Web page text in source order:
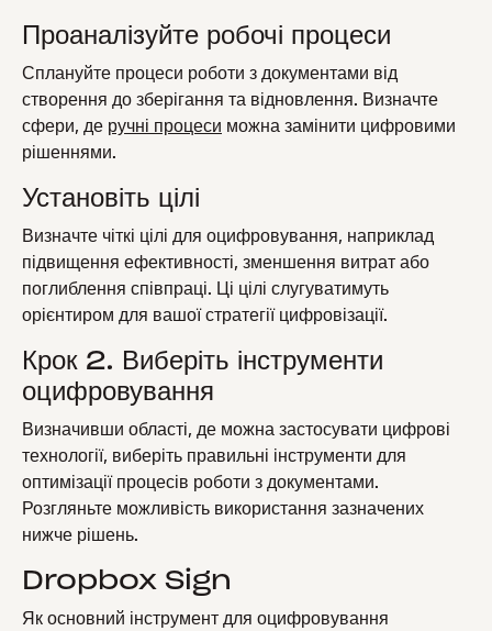
Проаналізуйте робочі процеси
Сплануйте процеси роботи з документами від
створення до зберігання та відновлення. Визначте
сфери, де ручні процеси можна замінити цифровими
рішеннями.
Установіть цілі
Визначте чіткі цілі для оцифровування, наприклад
підвищення ефективності, зменшення витрат або
поглиблення співпраці. Ці цілі слугуватимуть
орієнтиром для вашої стратегії цифровізації.
Крок 2. Виберіть інструменти
оцифровування
Визначивши області, де можна застосувати цифрові
технології, виберіть правильні інструменти для
оптимізації процесів роботи з документами.
Розгляньте можливість використання зазначених
нижче рішень.
Dropbox Sign
Як основний інструмент для оцифровування